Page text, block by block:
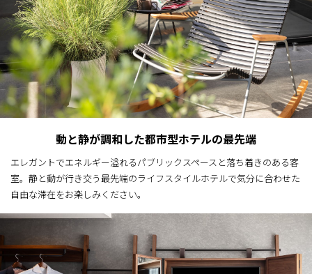
動と静が調和した都市型ホテルの最先端
エレガントでエネルギー溢れるパブリックスペースと落ち着きのある客
室。静と動が行き交う最先端のライフスタイルホテルで気分に合わせた
自由な滞在をお楽しみください。